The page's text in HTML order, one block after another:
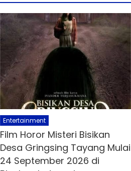
Entertainment
Film Horor Misteri Bisikan
Desa Gringsing Tayang Mulai
24 September 2026 di